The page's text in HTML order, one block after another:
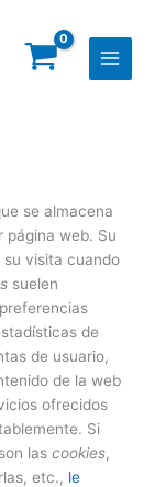
se almacena
página web. Su
su visita cuando
suelen
de
de usuario,
de la web
ofrecidos
Si
las cookies,
etc., le